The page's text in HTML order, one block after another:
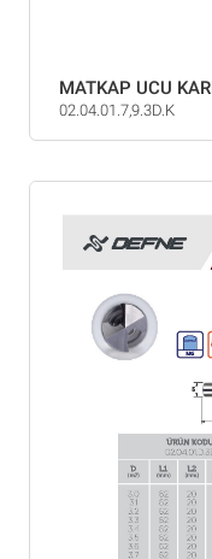
MATKAP UCU
02.04.01.7,9.3D.K